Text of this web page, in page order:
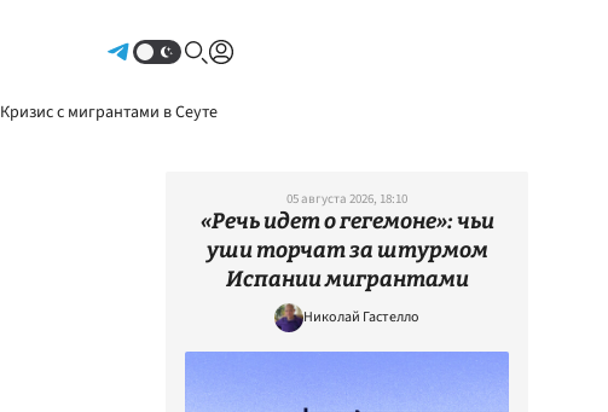
Кризис с мигрантами в Сеуте
05 августа 2026, 18:10
«Речь идет о гегемоне»: чьи
уши торчат за штурмом
Испании мигрантами
Николай Гастелло